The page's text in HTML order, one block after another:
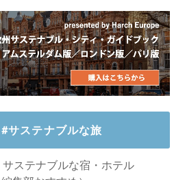
サステナブルな旅
サステナブルな宿・ホテル